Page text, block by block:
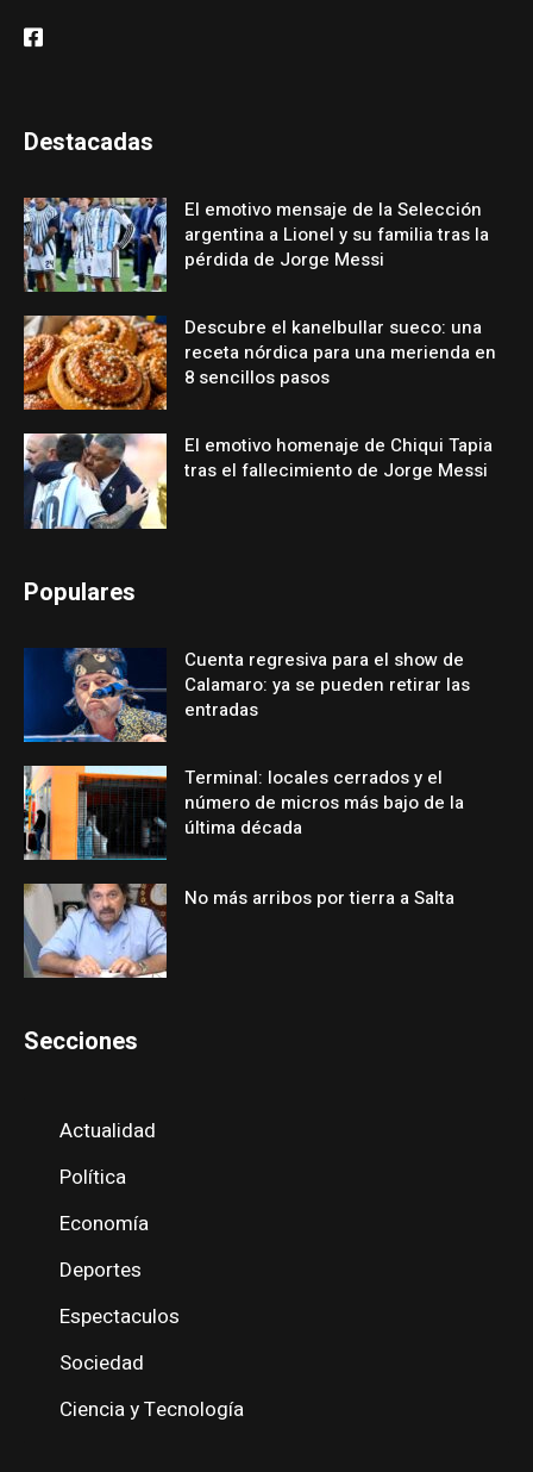
Destacadas
El emotivo mensaje de la Selección
argentina a Lionel y su familia tras la
pérdida de Jorge Messi
Descubre el kanelbullar sueco: una
receta nórdica para una merienda en
8 sencillos pasos
El emotivo homenaje de Chiqui Tapia
tras el fallecimiento de Jorge Messi
Populares
Cuenta regresiva para el show de
Calamaro: ya se pueden retirar las
entradas
Terminal: locales cerrados y el
número de micros más bajo de la
última década
No más arribos por tierra a Salta
Secciones
Actualidad
Política
Economía
Deportes
Espectaculos
Sociedad
Ciencia y Tecnología